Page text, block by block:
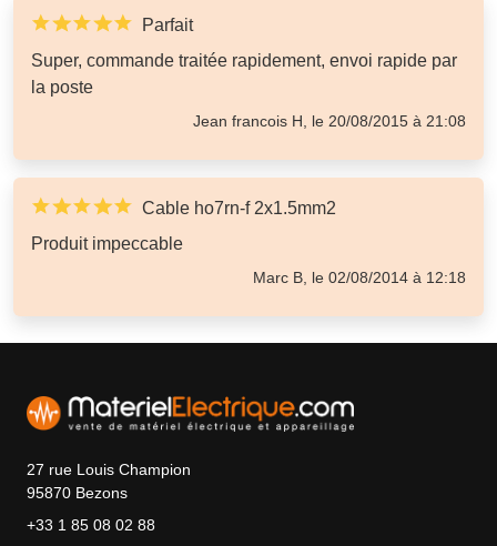
Parfait
Super, commande traitée rapidement, envoi rapide par
la poste
Jean francois H, le 20/08/2015 à 21:08
Cable ho7rn-f 2x1.5mm2
Produit impeccable
Marc B, le 02/08/2014 à 12:18
27 rue Louis Champion
95870 Bezons
+33 1 85 08 02 88